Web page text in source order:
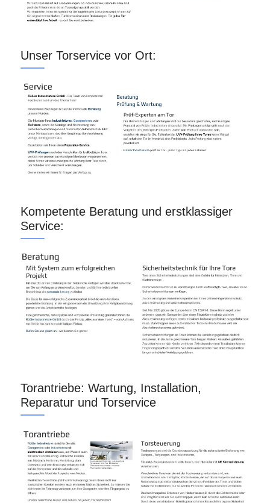
Unser Torservice vor Ort:
Kompetente Beratung und erstklassiger
Service:
Torantriebe: Wartung, Installation,
Reparatur und Torservice